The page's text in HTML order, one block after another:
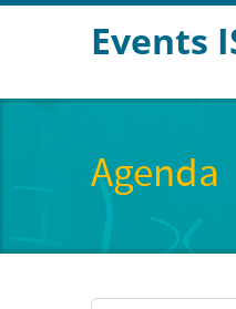
Events
Agenda